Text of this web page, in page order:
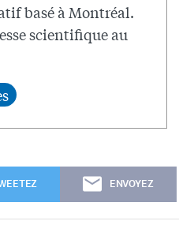
basé à Montréal.
scientifique au
ENVOYEZ